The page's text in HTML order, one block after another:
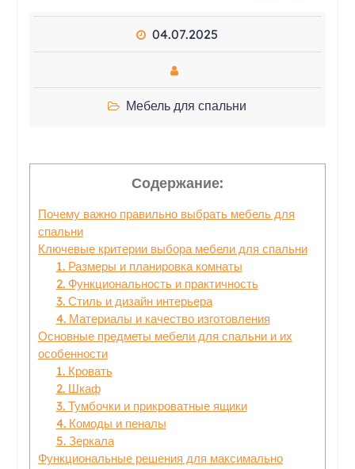
04.07.2025
Мебель для спальни
Содержание:
Почему важно правильно выбрать мебель для
спальни
Ключевые критерии выбора мебели для спальни
1. Размеры и планировка комнаты
2. Функциональность и практичность
3. Стиль и дизайн интерьера
4. Материалы и качество изготовления
Основные предметы мебели для спальни и их
особенности
1. Кровать
2. Шкаф
3. Тумбочки и прикроватные ящики
4. Комоды и пеналы
5. Зеркала
Функциональные решения для максимально